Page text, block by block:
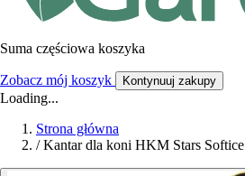
Suma częściowa koszyka
Zobacz mój koszyk Kontynuuj zakupy
Loading...
Strona główna
/ Kantar dla koni HKM Stars Softice